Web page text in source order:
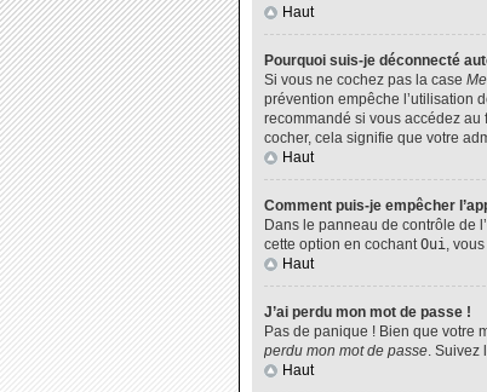
Haut
Pourquoi suis-je déconnecté
Si vous ne cochez pas la case
prévention empêche l’utilisation
recommandé si vous accédez
cocher, cela signifie que votre
Haut
Comment puis-je empêcher
Dans le panneau de contrôle de
cette option en cochantOui,
Haut
J’ai perdu mon mot de passe !
Pas de panique ! Bien que votre
perdu mon mot de passe. Suivez
Haut